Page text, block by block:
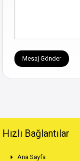
Hızlı Bağlantılar
Ana Sayfa